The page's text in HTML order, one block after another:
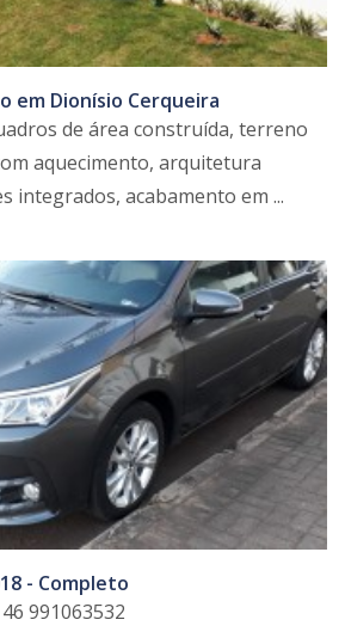
em Dionísio Cerqueira
de área construída, terreno
aquecimento, arquitetura
integrados, acabamento em ...
- Completo
991063532